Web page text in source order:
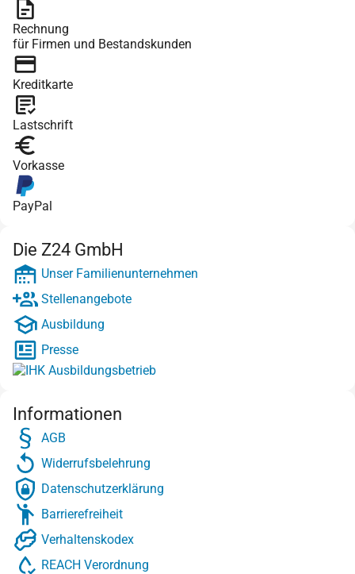
Rechnung
für Firmen und Bestandskunden
Kreditkarte
Lastschrift
Vorkasse
PayPal
Die Z24 GmbH
Unser Familienunternehmen
Stellenangebote
Ausbildung
Presse
Informationen
AGB
Widerrufsbelehrung
Datenschutzerklärung
Barrierefreiheit
Verhaltenskodex
REACH Verordnung